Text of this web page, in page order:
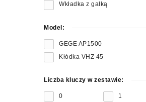
Wkładka z gałką
Model:
GEGE AP1500
Kłódka VHZ 45
Liczba kluczy w zestawie:
0 1